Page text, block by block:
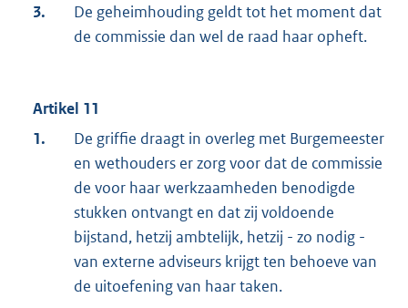
3.
De geheimhouding geldt tot het moment dat
de commissie dan wel de raad haar opheft.
Artikel 11
1.
De griffie draagt in overleg met Burgemeester
en wethouders er zorg voor dat de commissie
de voor haar werkzaamheden benodigde
stukken ontvangt en dat zij voldoende
bijstand, hetzij ambtelijk, hetzij - zo nodig -
van externe adviseurs krijgt ten behoeve van
de uitoefening van haar taken.